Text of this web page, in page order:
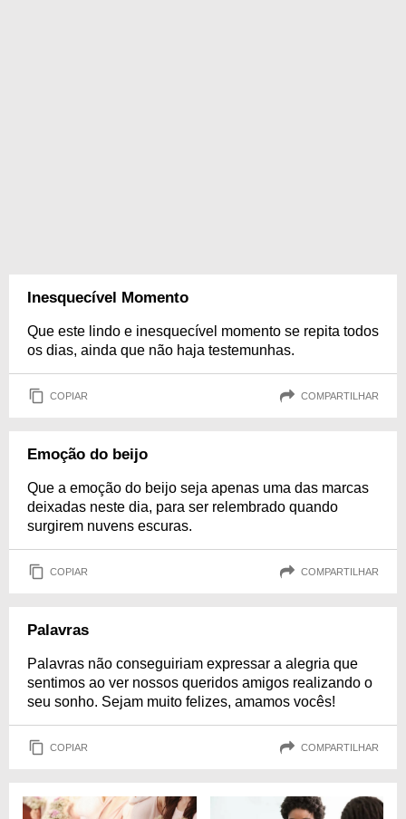
Inesquecível Momento
Que este lindo e inesquecível momento se repita todos
os dias, ainda que não haja testemunhas.
COPIAR COMPARTILHAR
Emoção do beijo
Que a emoção do beijo seja apenas uma das marcas
deixadas neste dia, para ser relembrado quando
surgirem nuvens escuras.
COPIAR COMPARTILHAR
Palavras
Palavras não conseguiriam expressar a alegria que
sentimos ao ver nossos queridos amigos realizando o
seu sonho. Sejam muito felizes, amamos vocês!
COPIAR COMPARTILHAR